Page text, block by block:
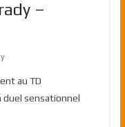
–
au TD
duel sensationnel